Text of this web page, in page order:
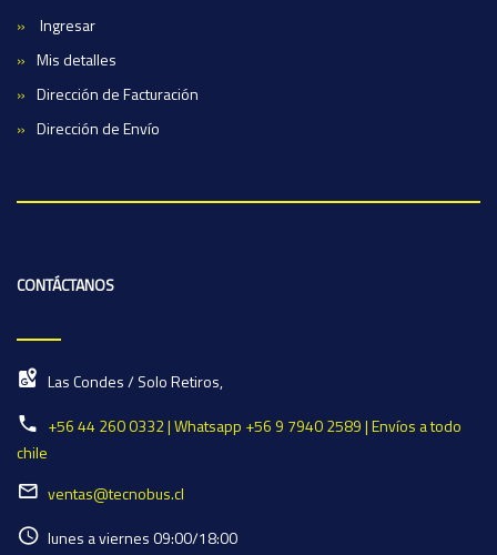
Ingresar
Mis detalles
Dirección de Facturación
Dirección de Envío
CONTÁCTANOS
Las Condes / Solo Retiros,
+56 44 260 0332 | Whatsapp +56 9 7940 2589 | Envíos a todo
chile
ventas@tecnobus.cl
lunes a viernes 09:00/18:00